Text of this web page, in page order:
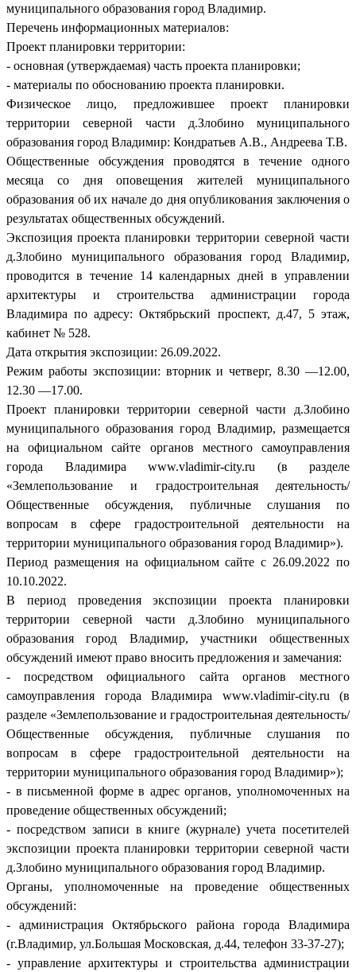
муниципального образования город Владимир.
Перечень информационных материалов:
Проект планировки территории:
- основная (утверждаемая) часть проекта планировки;
- материалы по обоснованию проекта планировки.
Физическое лицо, предложившее проект планировки
территории северной части д.Злобино муниципального
образования город Владимир: Кондратьев А.В., Андреева Т.В.
Общественные обсуждения проводятся в течение одного
месяца со дня оповещения жителей муниципального
образования об их начале до дня опубликования заключения о
результатах общественных обсуждений.
Экспозиция проекта планировки территории северной части
д.Злобино муниципального образования город Владимир,
проводится в течение 14 календарных дней в управлении
архитектуры и строительства администрации города
Владимира по адресу: Октябрьский проспект, д.47, 5 этаж,
кабинет № 528.
Дата открытия экспозиции: 26.09.2022.
Режим работы экспозиции: вторник и четверг, 8.30 —12.00,
12.30 —17.00.
Проект планировки территории северной части д.Злобино
муниципального образования город Владимир, размещается
на официальном сайте органов местного самоуправления
города Владимира www.vladimir-city.ru (в разделе
«Землепользование и градостроительная деятельность/
Общественные обсуждения, публичные слушания по
вопросам в сфере градостроительной деятельности на
территории муниципального образования город Владимир»).
Период размещения на официальном сайте с 26.09.2022 по
10.10.2022.
В период проведения экспозиции проекта планировки
территории северной части д.Злобино муниципального
образования город Владимир, участники общественных
обсуждений имеют право вносить предложения и замечания:
- посредством официального сайта органов местного
самоуправления города Владимира www.vladimir-city.ru (в
разделе «Землепользование и градостроительная деятельность/
Общественные обсуждения, публичные слушания по
вопросам в сфере градостроительной деятельности на
территории муниципального образования город Владимир»);
- в письменной форме в адрес органов, уполномоченных на
проведение общественных обсуждений;
- посредством записи в книге (журнале) учета посетителей
экспозиции проекта планировки территории северной части
д.Злобино муниципального образования город Владимир.
Органы, уполномоченные на проведение общественных
обсуждений:
- администрация Октябрьского района города Владимира
(г.Владимир, ул.Большая Московская, д.44, телефон 33-37-27);
- управление архитектуры и строительства администрации